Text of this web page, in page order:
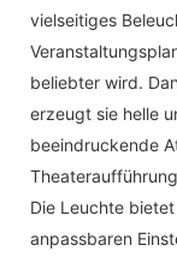
vielseitiges
beliebter wird.
erzeugt sie helle
beeindruckende
Die Leuchte
anpassbaren